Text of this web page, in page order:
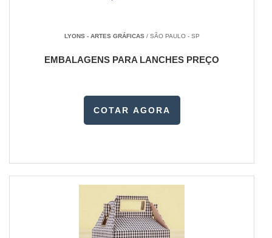
LYONS - ARTES GRÁFICAS/ SÃO PAULO - SP
EMBALAGENS PARA LANCHES PREÇO
COTAR AGORA